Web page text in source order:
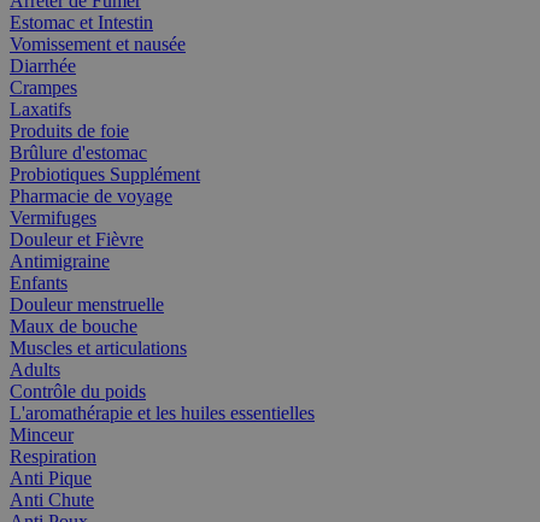
Estomac et Intestin
Vomissement et nausée
Diarrhée
Crampes
Laxatifs
Produits de foie
Brûlure d'estomac
Probiotiques Supplément
Pharmacie de voyage
Vermifuges
Douleur et Fièvre
Antimigraine
Enfants
Douleur menstruelle
Maux de bouche
Muscles et articulations
Adults
Contrôle du poids
L'aromathérapie et les huiles essentielles
Minceur
Respiration
Anti Pique
Anti Chute